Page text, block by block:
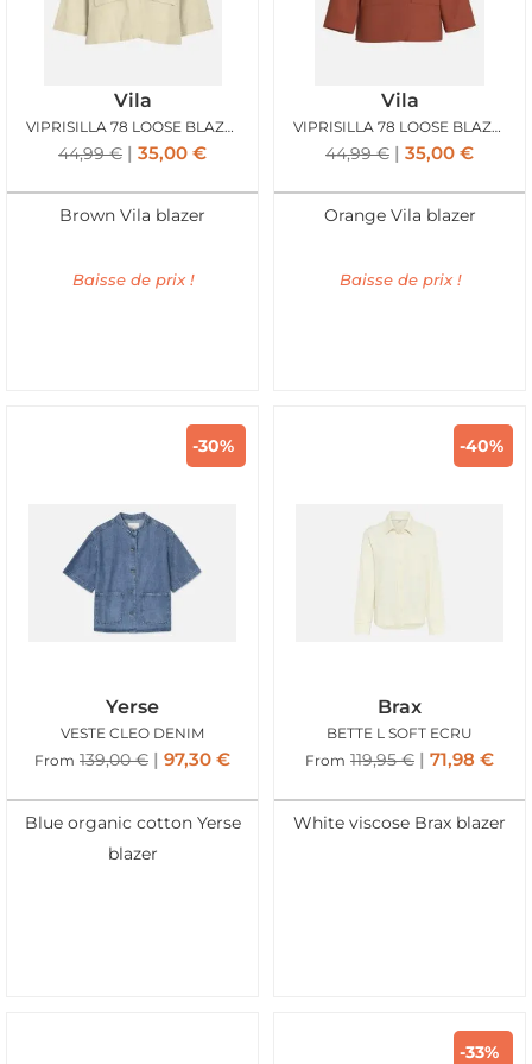
Vila
VIPRISILLA 78 LOOSE BLAZER LIGHT NATURAL MELANGE
44,99€ 35,00 €
Brown Vila blazer
Baisse de prix !
Vila
VIPRISILLA 78 LOOSE BLAZER BUNRT BRICK
44,99€ 35,00 €
Orange Vila blazer
Baisse de prix !
-30%
Yerse
VESTE CLEO DENIM
From 139,00€ 97,30 €
Blue organic cotton Yerse
blazer
-40%
Brax
BETTE L SOFT ECRU
From 119,95€ 71,98 €
White viscose Brax blazer
-33%